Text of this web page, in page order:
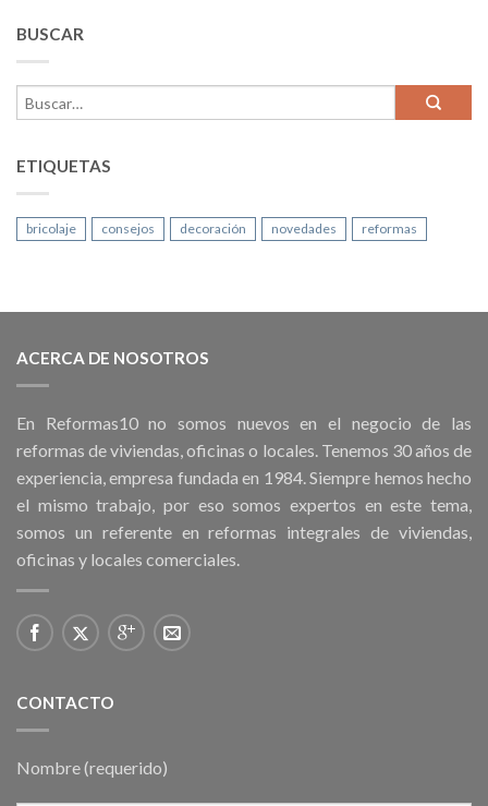
BUSCAR
ETIQUETAS
bricolaje consejos decoración novedades reformas
ACERCA DE NOSOTROS
En Reformas10 no somos nuevos en el negocio de las
reformas de viviendas, oficinas o locales. Tenemos 30 años de
experiencia, empresa fundada en 1984. Siempre hemos hecho
el mismo trabajo, por eso somos expertos en este tema,
somos un referente en reformas integrales de viviendas,
oficinas y locales comerciales.
CONTACTO
Nombre (requerido)